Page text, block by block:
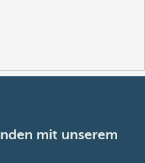
mit unserem